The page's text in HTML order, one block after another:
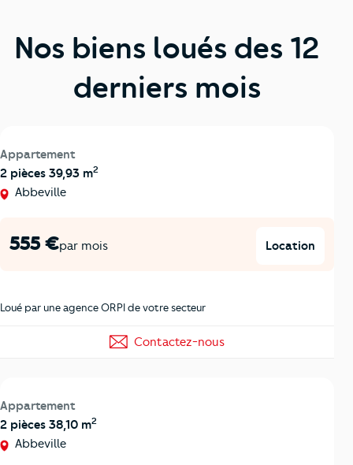
Nos biens loués des 12
derniers mois
Appartement
2 pièces 39,93 m2
Abbeville
555 €par mois Location
Loué par une agence ORPI de votre secteur
Contactez-nous
Appartement
2 pièces 38,10 m2
Abbeville